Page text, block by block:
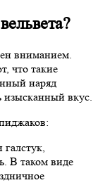
вниманием.
что такие
наряд
изысканный вкус.
В таком виде